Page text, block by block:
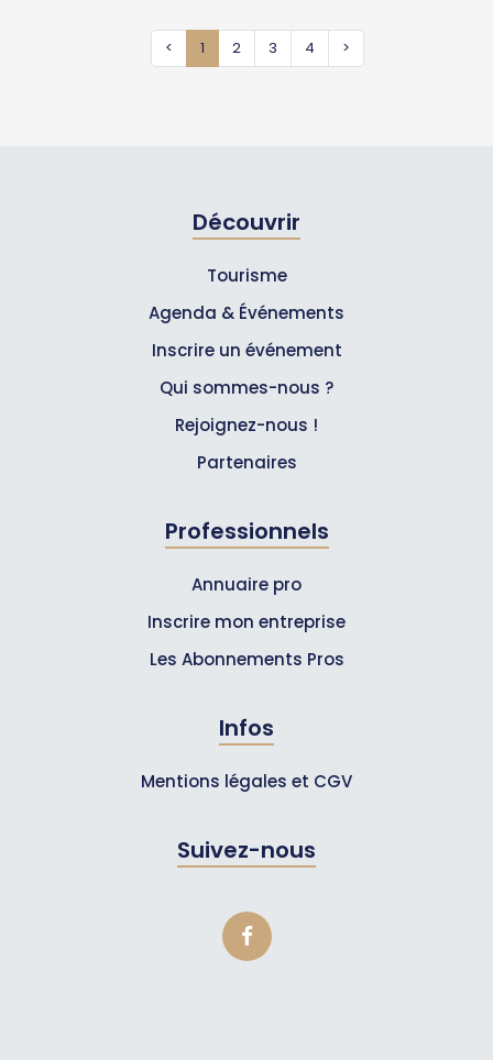
< 1 2 3 4 >
Découvrir
Tourisme
Agenda & Événements
Inscrire un événement
Qui sommes-nous ?
Rejoignez-nous !
Partenaires
Professionnels
Annuaire pro
Inscrire mon entreprise
Les Abonnements Pros
Infos
Mentions légales et CGV
Suivez-nous